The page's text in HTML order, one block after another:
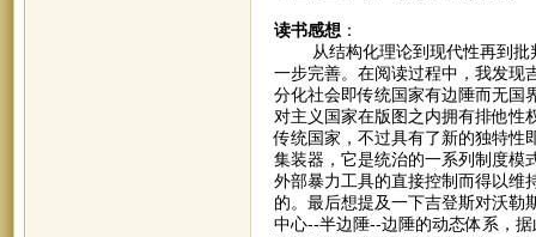
读书感想 ：
从结构化理论到现代性再到批判
一步完善。在阅读过程中，我发现
分化社会即传统国家有边陲而无国
对主义国家在版图之内拥有排他性
传统国家，不过具有了新的独特性
集装器，它是统治的一系列制度模
外部暴力工具的直接控制而得以维
的。最后想提及一下吉登斯对沃勒
中心--半边陲--边陲的动态体系，